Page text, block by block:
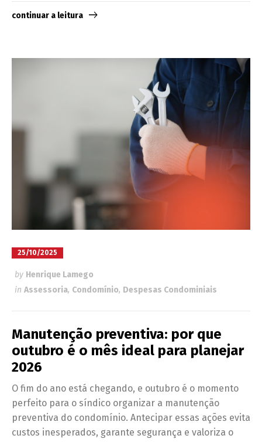
continuar a leitura
25/10/2025
by Henrique Lamego
in Assessoria, Condomínio, Despesas Condominiais
Manutenção preventiva: por que
outubro é o mês ideal para planejar
2026
O fim do ano está chegando, e outubro é o momento
perfeito para o síndico organizar a manutenção
preventiva do condomínio. Antecipar essas ações evita
custos inesperados, garante segurança e valoriza o